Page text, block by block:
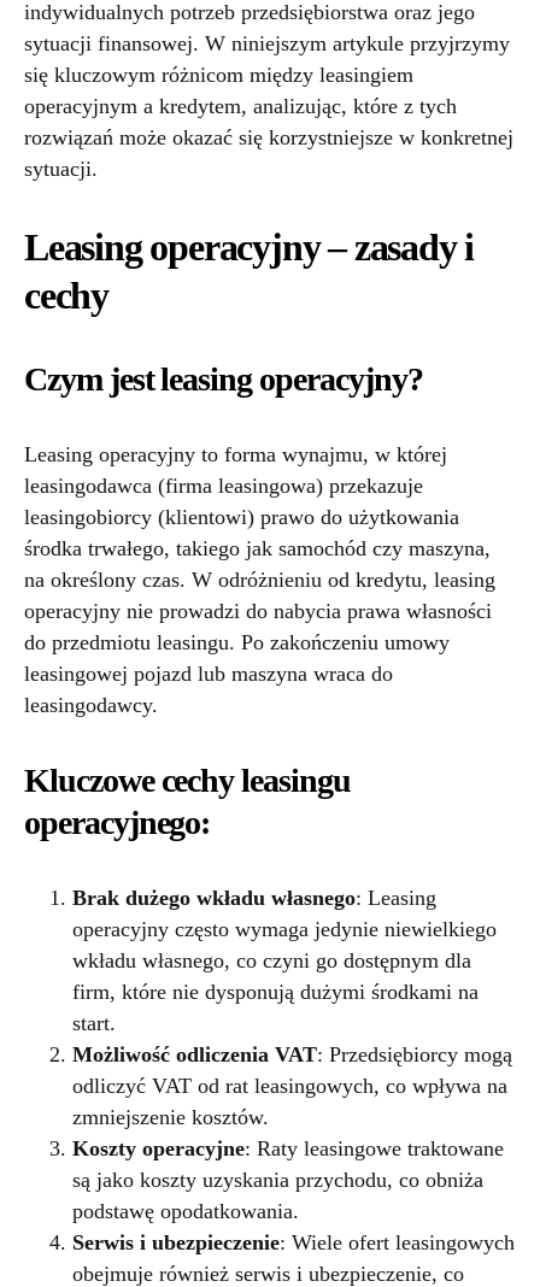
indywidualnych potrzeb przedsiębiorstwa oraz jego
sytuacji finansowej. W niniejszym artykule przyjrzymy
się kluczowym różnicom między leasingiem
operacyjnym a kredytem, analizując, które z tych
rozwiązań może okazać się korzystniejsze w konkretnej
sytuacji.
Leasing operacyjny – zasady i
cechy
Czym jest leasing operacyjny?
Leasing operacyjny to forma wynajmu, w której
leasingodawca (firma leasingowa) przekazuje
leasingobiorcy (klientowi) prawo do użytkowania
środka trwałego, takiego jak samochód czy maszyna,
na określony czas. W odróżnieniu od kredytu, leasing
operacyjny nie prowadzi do nabycia prawa własności
do przedmiotu leasingu. Po zakończeniu umowy
leasingowej pojazd lub maszyna wraca do
leasingodawcy.
Kluczowe cechy leasingu
operacyjnego:
Brak dużego wkładu własnego: Leasing
operacyjny często wymaga jedynie niewielkiego
wkładu własnego, co czyni go dostępnym dla
firm, które nie dysponują dużymi środkami na
start.
Możliwość odliczenia VAT: Przedsiębiorcy mogą
odliczyć VAT od rat leasingowych, co wpływa na
zmniejszenie kosztów.
Koszty operacyjne: Raty leasingowe traktowane
są jako koszty uzyskania przychodu, co obniża
podstawę opodatkowania.
Serwis i ubezpieczenie: Wiele ofert leasingowych
obejmuje również serwis i ubezpieczenie, co